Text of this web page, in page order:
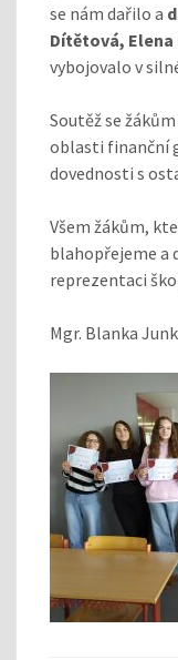
se nám dařilo a
Dítětová,
vybojovalo v
Soutěž se
oblasti finanční
dovednosti s
Všem žákům,
blahopřejeme a
reprezentaci
Mgr. Blanka